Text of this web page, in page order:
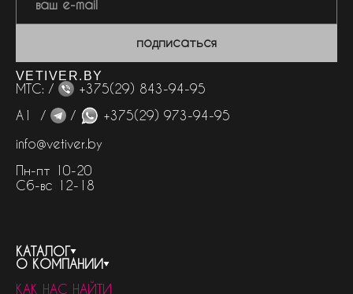
подписаться
VETIVER.BY
МТС: /
+375(29) 843-94-95
А1 /
/
+375(29) 973-94-95
info@vetiver.by
Пн-пт 10-20
Сб-вс 12-18
КАТАЛОГ
весь каталог
О КОМПАНИИ
КАК НАС НАЙТИ